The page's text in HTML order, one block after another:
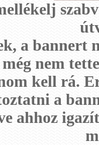
a bannert
nem
kell rá.
a
ahhoz